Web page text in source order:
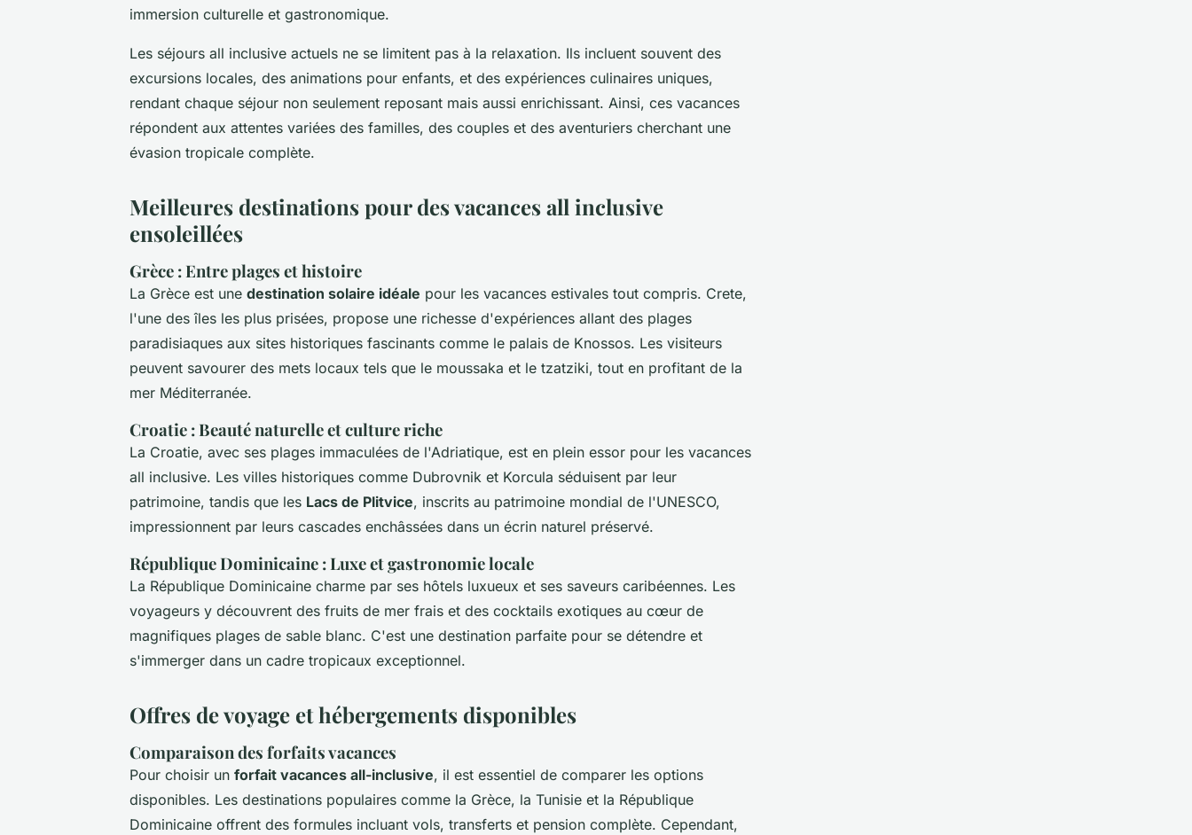
immersion culturelle et gastronomique.
Les séjours all inclusive actuels ne se limitent pas à la relaxation. Ils incluent souvent des
excursions locales, des animations pour enfants, et des expériences culinaires uniques,
rendant chaque séjour non seulement reposant mais aussi enrichissant. Ainsi, ces vacances
répondent aux attentes variées des familles, des couples et des aventuriers cherchant une
évasion tropicale complète.
Meilleures destinations pour des vacances all inclusive
ensoleillées
Grèce : Entre plages et histoire
La Grèce est une destination solaire idéale pour les vacances estivales tout compris. Crete,
l'une des îles les plus prisées, propose une richesse d'expériences allant des plages
paradisiaques aux sites historiques fascinants comme le palais de Knossos. Les visiteurs
peuvent savourer des mets locaux tels que le moussaka et le tzatziki, tout en profitant de la
mer Méditerranée.
Croatie : Beauté naturelle et culture riche
La Croatie, avec ses plages immaculées de l'Adriatique, est en plein essor pour les vacances
all inclusive. Les villes historiques comme Dubrovnik et Korcula séduisent par leur
patrimoine, tandis que les Lacs de Plitvice, inscrits au patrimoine mondial de l'UNESCO,
impressionnent par leurs cascades enchâssées dans un écrin naturel préservé.
République Dominicaine : Luxe et gastronomie locale
La République Dominicaine charme par ses hôtels luxueux et ses saveurs caribéennes. Les
voyageurs y découvrent des fruits de mer frais et des cocktails exotiques au cœur de
magnifiques plages de sable blanc. C'est une destination parfaite pour se détendre et
s'immerger dans un cadre tropicaux exceptionnel.
Offres de voyage et hébergements disponibles
Comparaison des forfaits vacances
Pour choisir un forfait vacances all-inclusive, il est essentiel de comparer les options
disponibles. Les destinations populaires comme la Grèce, la Tunisie et la République
Dominicaine offrent des formules incluant vols, transferts et pension complète. Cependant,